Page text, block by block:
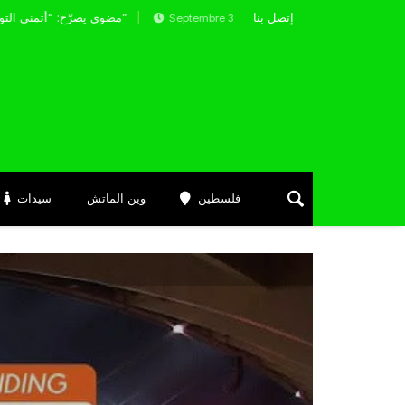
مضوي يصرّح: “أتمنى التوفيق لممثلي الكرة الجزائرية في المسابقات القارية” Septembre 30, 2025 يحاولون العودة في هذه الدقائق
إتصل بنا
سيدات وين الماتش فلسطين